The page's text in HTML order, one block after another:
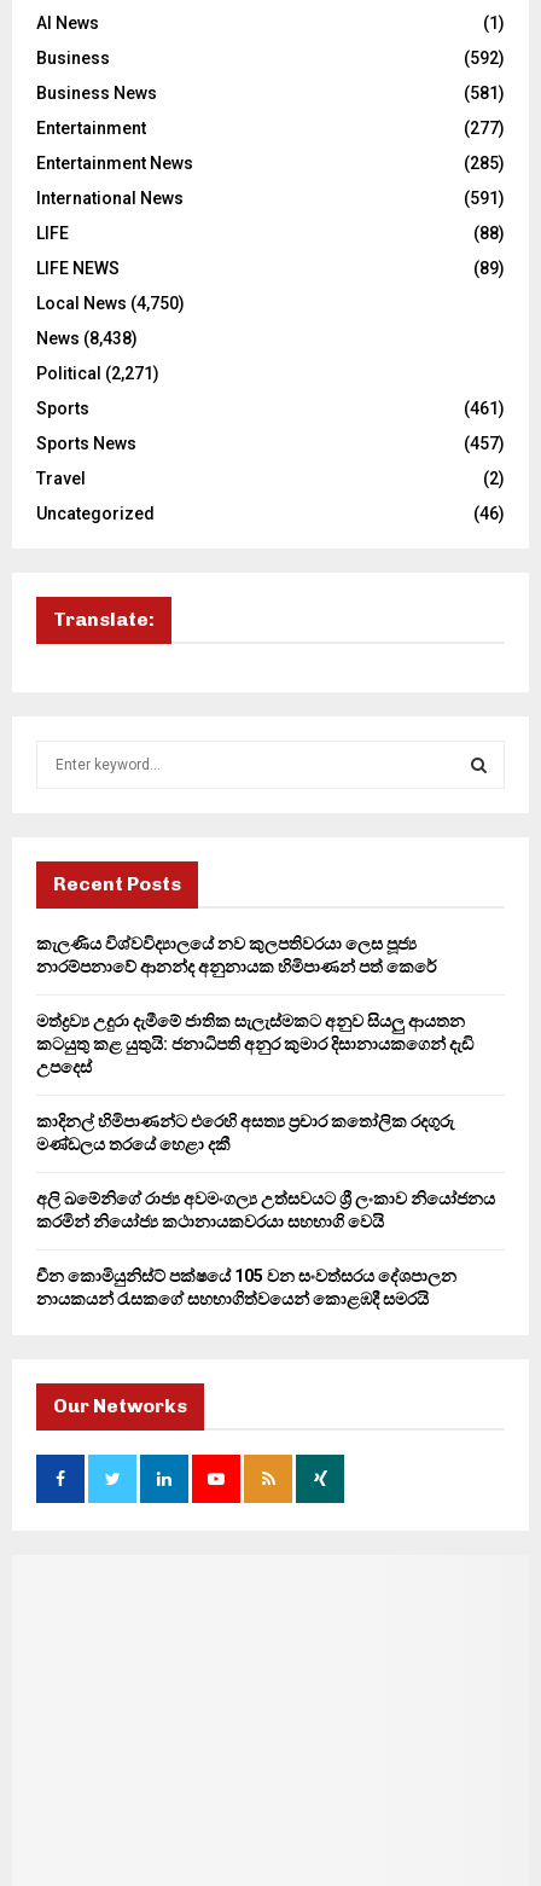
AI News
(1)
Business
(592)
Business News
(581)
Entertainment
(277)
Entertainment News
(285)
International News
(591)
LIFE
(88)
LIFE NEWS
(89)
Local News (4,750)
News (8,438)
Political (2,271)
Sports
(461)
Sports News
(457)
Travel
(2)
Uncategorized
(46)
Translate:
f
r
H
Recent Posts
කැලණිය විශ්වවිද්‍යාලයේ නව කුලපතිවරයා ලෙස පූජ්‍ය
නාරම්පනාවේ ආනන්ද අනුනායක හිමිපාණන් පත් කෙරේ
මත්ද්‍රව්‍ය උදුරා දැමීමේ ජාතික සැලැස්මකට අනුව සියලු ආයතන
කටයුතු කළ යුතුයි: ජනාධිපති අනුර කුමාර දිසානායකගෙන් දැඩි
උපදෙස්
කාදිනල් හිමිපාණන්ට එරෙහි අසත්‍ය ප්‍රචාර කතෝලික රදගුරු
මණ්ඩලය තරයේ හෙළා දකී
අලි ඛමේනිගේ රාජ්‍ය අවමංගල්‍ය උත්සවයට ශ්‍රී ලංකාව නියෝජනය
කරමින් නියෝජ්‍ය කථානායකවරයා සහභාගි වෙයි
චීන කොමියුනිස්ට් පක්ෂයේ 105 වන සංවත්සරය දේශපාලන
නායකයන් රැසකගේ සහභාගිත්වයෙන් කොළඹදී සමරයි
Our Networks